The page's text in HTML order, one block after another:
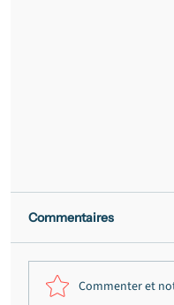
Commentaires
Commenter et